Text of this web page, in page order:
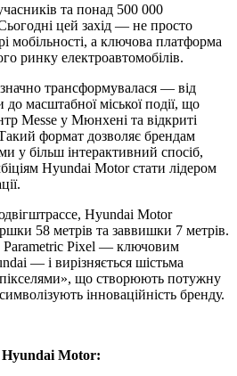
та понад 500 000
Сьогодні цей захід — не просто
мобільності, а ключова платформа
ринку електроавтомобілів.
трансформувалася — від
до масштабної міської події, що
Messe у Мюнхені та відкриті
формат дозволяє брендам
у більш інтерактивний спосіб,
Hyundai Motor стати лідером
Hyundai Motor
58 метрів та заввишки 7 метрів.
Pixel — ключовим
— і вирізняється шістьма
що створюють потужну
інноваційність бренду.
Hyundai Motor: